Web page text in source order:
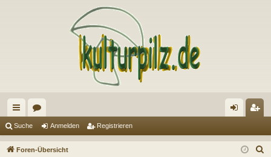
ch
ne en m ist
Suche Anmelden Registrieren
Foren-Übersicht